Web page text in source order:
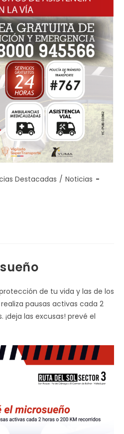
Destacadas / Noticias
de tu vida y las de los
pausas activas cada 2
¡deja las excusas! prevé el